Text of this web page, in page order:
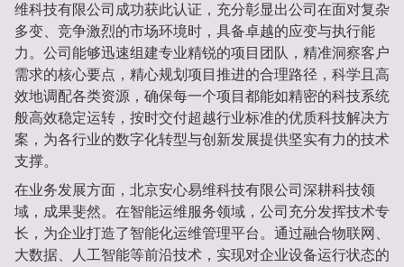
维科技有限公司成功获此认证，充分彰显出公司在面对复杂
多变、竞争激烈的市场环境时，具备卓越的应变与执行能
力。公司能够迅速组建专业精锐的项目团队，精准洞察客户
需求的核心要点，精心规划项目推进的合理路径，科学且高
效地调配各类资源，确保每一个项目都能如精密的科技系统
般高效稳定运转，按时交付超越行业标准的优质科技解决方
案，为各行业的数字化转型与创新发展提供坚实有力的技术
支撑。
在业务发展方面，北京安心易维科技有限公司深耕科技领
域，成果斐然。在智能运维服务领域，公司充分发挥技术专
长，为企业打造了智能化运维管理平台。通过融合物联网、
大数据、人工智能等前沿技术，实现对企业设备运行状态的